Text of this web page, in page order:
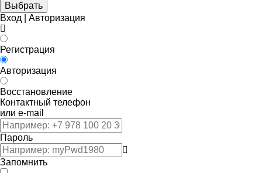
Выбрать
Вход | Авторизация
Регистрация
Авторизация
Восстановление
Контактный телефон
или e-mail
Пароль
Запомнить